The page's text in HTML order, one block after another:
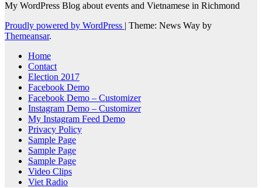
My WordPress Blog about events and Vietnamese in Richmond
Proudly powered by WordPress | Theme: News Way by
Themeansar.
Home
Contact
Election 2017
Facebook Demo
Facebook Demo – Customizer
Instagram Demo – Customizer
My Instagram Feed Demo
Privacy Policy
Sample Page
Sample Page
Sample Page
Video Clips
Viet Radio